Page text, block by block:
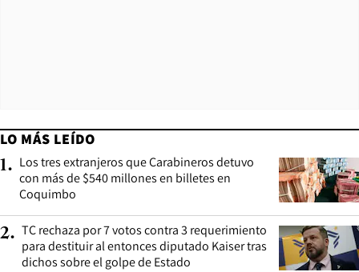
LO MÁS LEÍDO
1. Los tres extranjeros que Carabineros detuvo
con más de $540 millones en billetes en
Coquimbo
2. TC rechaza por 7 votos contra 3 requerimiento
para destituir al entonces diputado Kaiser tras
dichos sobre el golpe de Estado